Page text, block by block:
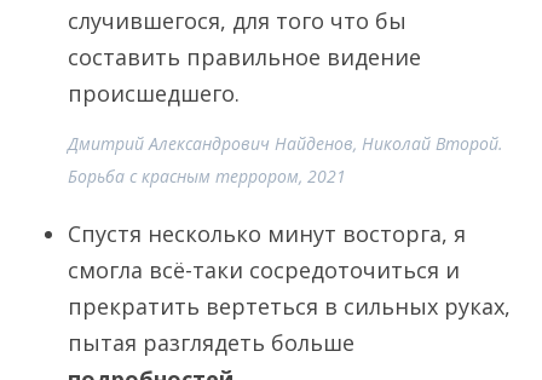
случившегося, для того что бы
составить правильное видение
происшедшего.
Дмитрий Александрович Найденов, Николай Второй.
Борьба с красным террором, 2021
Спустя несколько минут восторга, я
смогла всё-таки сосредоточиться и
прекратить вертеться в сильных руках,
пытая разглядеть больше